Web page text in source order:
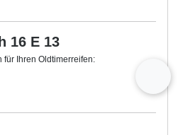
16 E 13
für Ihren Oldtimerreifen:
vor